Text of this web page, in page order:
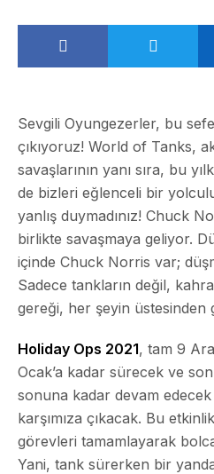
Sevgili Oyungezerler, bu
çıkıyoruz! World of Tanks,
savaşlarının yanı sıra, bu
de bizleri eğlenceli bir
yanlış duymadınız! Chuck
birlikte savaşmaya geliyor.
içinde Chuck Norris var;
Sadece tankların değil,
gereği, her şeyin üstesinden
Holiday Ops 2021, tam 9
Ocak’a kadar sürecek ve
sonuna kadar devam edecek
karşımıza çıkacak. Bu
görevleri tamamlayarak
Yani, tank sürerken bir